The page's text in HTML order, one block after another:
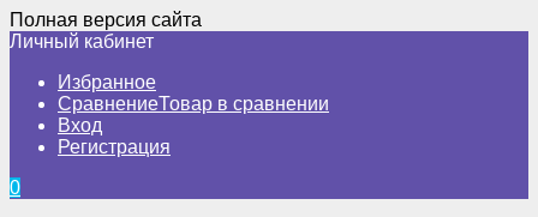
Полная версия сайта
Личный кабинет
Избранное
СравнениеТовар в сравнении
Вход
Регистрация
0